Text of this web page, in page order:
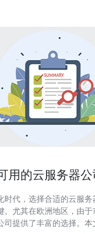
用的云服务器
时代，选择合适的云服务
。尤其在欧洲地区，由于
司提供了丰富的选择。本